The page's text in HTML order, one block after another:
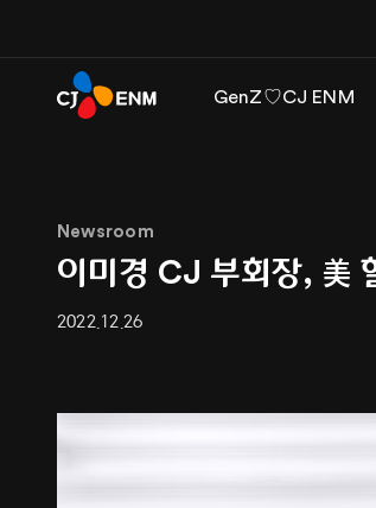
GenZ♡CJ ENM
Newsroom
이미경 CJ 부회장, 美
2022.12.26